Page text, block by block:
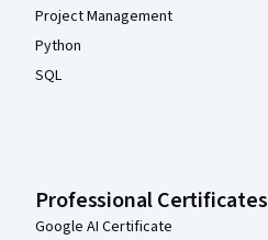
Project Management
Python
SQL
Professional Certificates
Google AI Certificate